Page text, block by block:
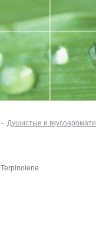
- Душистые и
Terpinolene